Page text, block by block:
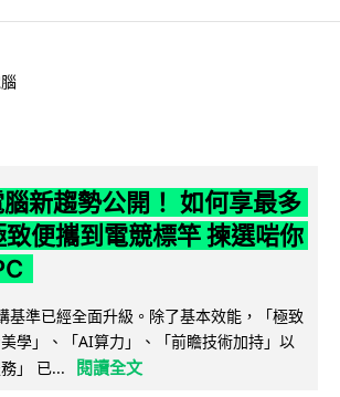
新趨勢公開！ 如何享最多
便攜到電競標竿 揀選啱你
基準已經全面升級。除了基本效能，「極致
學」、「AI算力」、「前瞻技術加持」以
」 已...
閱讀全文